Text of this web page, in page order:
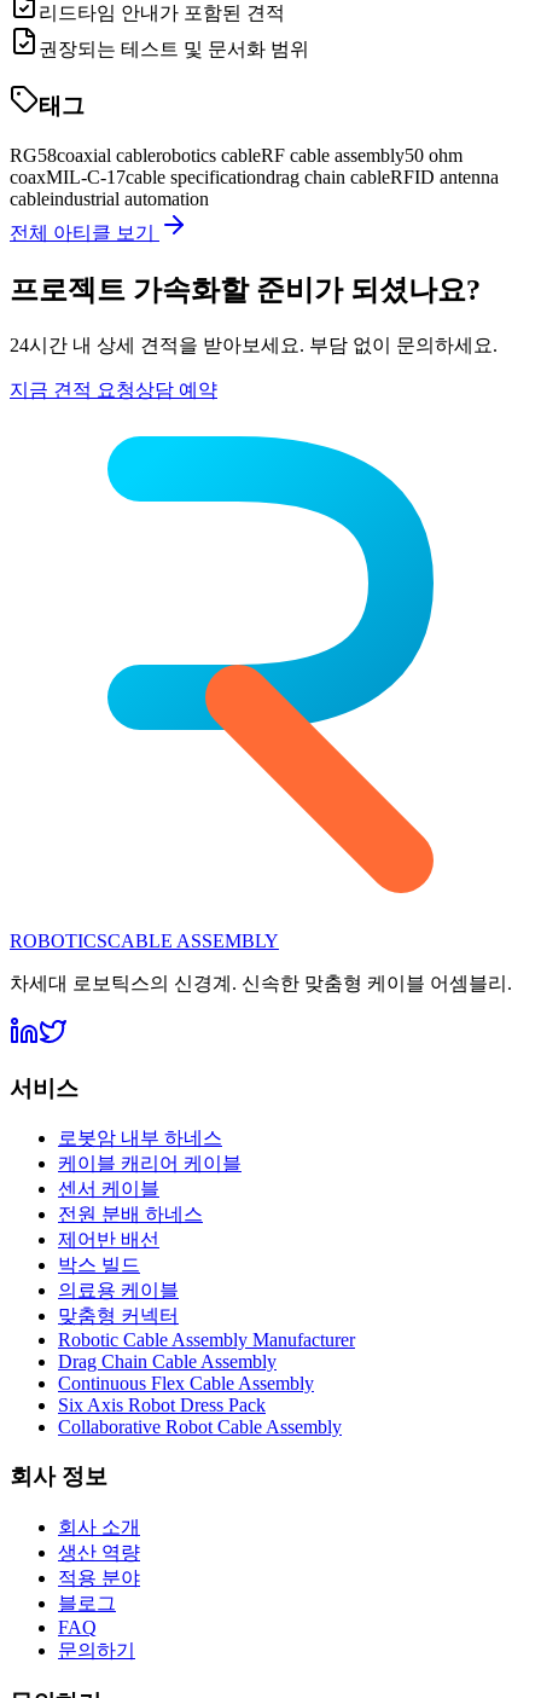
리드타임 안내가 포함된 견적
권장되는 테스트 및 문서화 범위
태그
RG58coaxial cablerobotics cableRF cable assembly50 ohm
coaxMIL-C-17cable specificationdrag chain cableRFID antenna
cableindustrial automation
전체 아티클 보기
프로젝트 가속화할 준비가 되셨나요?
24시간 내 상세 견적을 받아보세요. 부담 없이 문의하세요.
지금 견적 요청상담 예약
ROBOTICSCABLE ASSEMBLY
차세대 로보틱스의 신경계. 신속한 맞춤형 케이블 어셈블리.
서비스
로봇암 내부 하네스
케이블 캐리어 케이블
센서 케이블
전원 분배 하네스
제어반 배선
박스 빌드
의료용 케이블
맞춤형 커넥터
Robotic Cable Assembly Manufacturer
Drag Chain Cable Assembly
Continuous Flex Cable Assembly
Six Axis Robot Dress Pack
Collaborative Robot Cable Assembly
회사 정보
회사 소개
생산 역량
적용 분야
블로그
FAQ
문의하기